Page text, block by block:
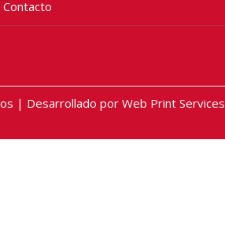
Contacto
| Desarrollado por Web Print Services